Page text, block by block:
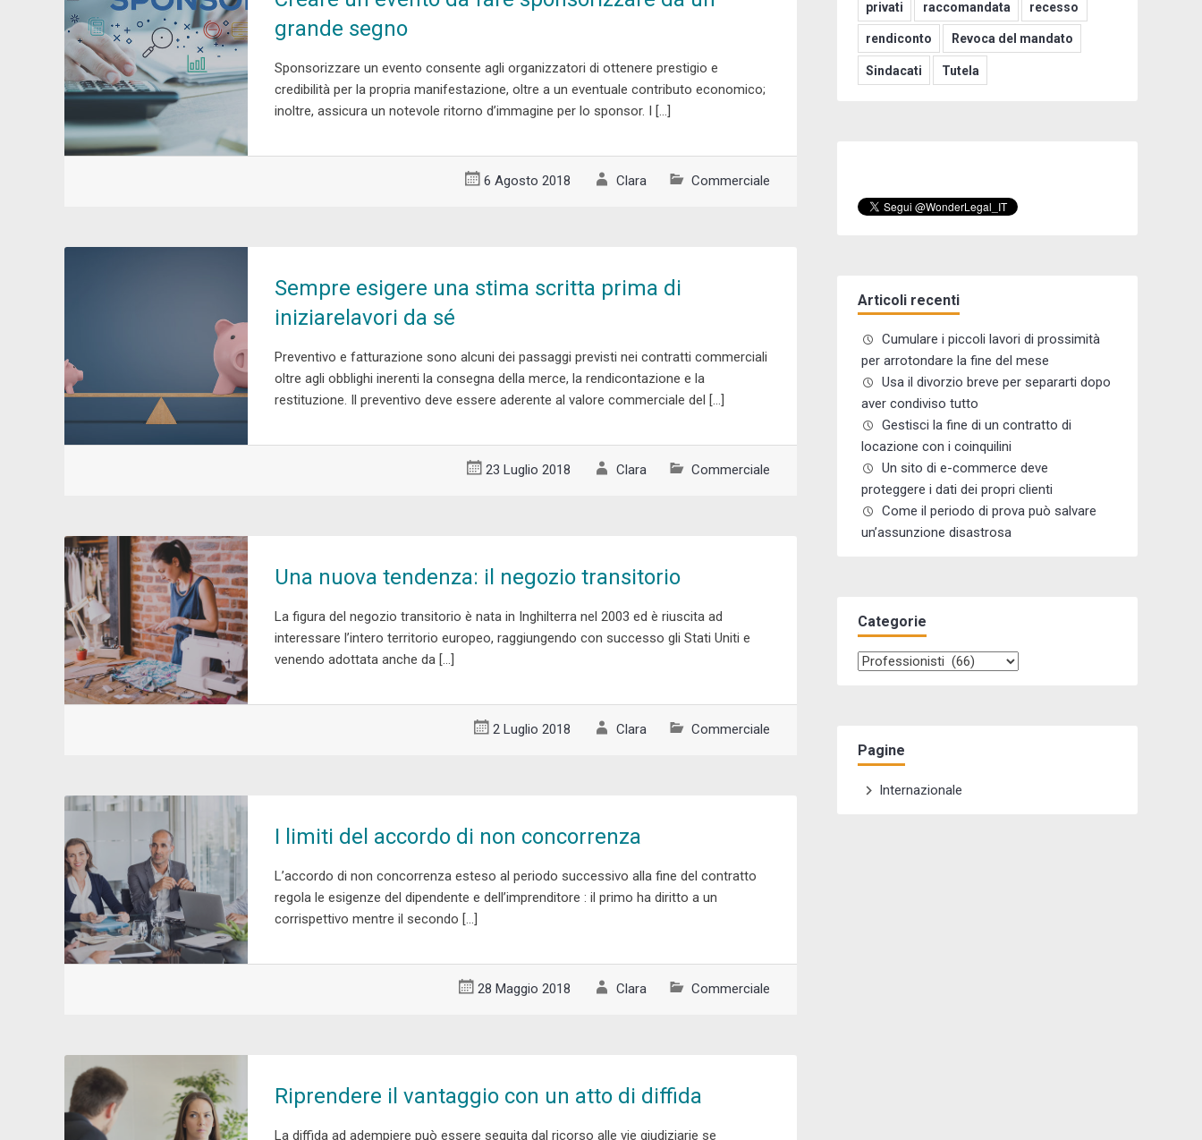
grande segno
Sponsorizzare un evento consente agli organizzatori di ottenere prestigio e
credibilità per la propria manifestazione, oltre a un eventuale contributo economico;
inoltre, assicura un notevole ritorno d’immagine per lo sponsor. I […]
6 Agosto 2018 Clara Commerciale
Sempre esigere una stima scritta prima di
iniziarelavori da sé
Preventivo e fatturazione sono alcuni dei passaggi previsti nei contratti commerciali
oltre agli obblighi inerenti la consegna della merce, la rendicontazione e la
restituzione. Il preventivo deve essere aderente al valore commerciale del […]
23 Luglio 2018 Clara Commerciale
Una nuova tendenza: il negozio transitorio
La figura del negozio transitorio è nata in Inghilterra nel 2003 ed è riuscita ad
interessare l’intero territorio europeo, raggiungendo con successo gli Stati Uniti e
venendo adottata anche da […]
2 Luglio 2018 Clara Commerciale
I limiti del accordo di non concorrenza
L’accordo di non concorrenza esteso al periodo successivo alla fine del contratto
regola le esigenze del dipendente e dell’imprenditore : il primo ha diritto a un
corrispettivo mentre il secondo […]
28 Maggio 2018 Clara Commerciale
Riprendere il vantaggio con un atto di diffida
La diffida ad adempiere può essere seguita dal ricorso alle vie giudiziarie se
privati raccomandata recesso
rendiconto Revoca del mandato
Sindacati Tutela
Articoli recenti
Cumulare i piccoli lavori di prossimità
per arrotondare la fine del mese
Usa il divorzio breve per separarti dopo
aver condiviso tutto
Gestisci la fine di un contratto di
locazione con i coinquilini
Un sito di e-commerce deve
proteggere i dati dei propri clienti
Come il periodo di prova può salvare
un’assunzione disastrosa
Categorie
Categorie
Pagine
Internazionale